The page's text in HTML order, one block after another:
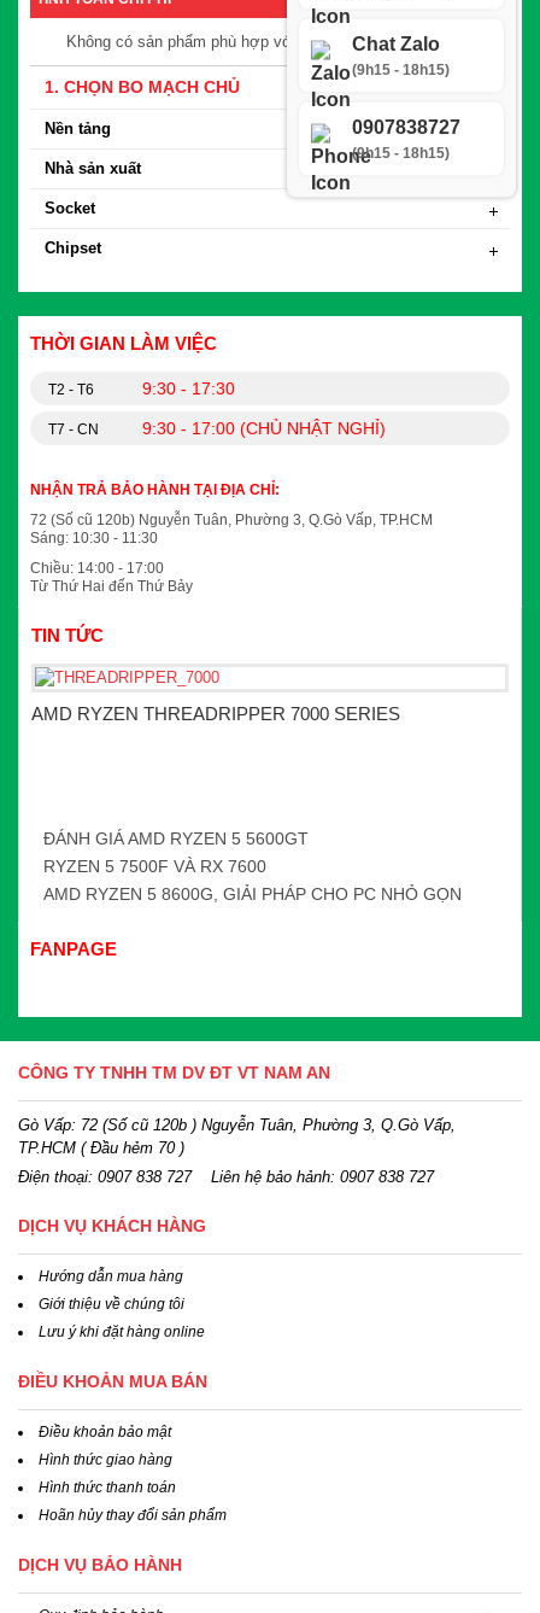
Không có sản phẩm phù hợp với yêu cầu tìm kiếm
1. CHỌN BO MẠCH CHỦ
Nền tảng
Nhà sản xuất
Socket
Chipset
THỜI GIAN LÀM VIỆC
T2 - T6 9:30 - 17:30
T7 - CN 9:30 - 17:00 (CHỦ NHẬT NGHỈ)
NHẬN TRẢ BẢO HÀNH TẠI ĐỊA CHỈ:
72 (Số cũ 120b) Nguyễn Tuân, Phường 3, Q.Gò Vấp, TP.HCM
Sáng: 10:30 - 11:30
Chiều: 14:00 - 17:00
Từ Thứ Hai đến Thứ Bảy
TIN TỨC
AMD RYZEN THREADRIPPER 7000 SERIES
ĐÁNH GIÁ AMD RYZEN 5 5600GT
RYZEN 5 7500F VÀ RX 7600
AMD RYZEN 5 8600G, GIẢI PHÁP CHO PC NHỎ GỌN
FANPAGE
CÔNG TY TNHH TM DV ĐT VT NAM AN
Gò Vấp: 72 (Số cũ 120b ) Nguyễn Tuân, Phường 3, Q.Gò Vấp,
TP.HCM ( Đầu hẻm 70 )
Điện thoại: 0907 838 727Liên hệ bảo hảnh: 0907 838 727
DỊCH VỤ KHÁCH HÀNG
Hướng dẫn mua hàng
Giới thiệu về chúng tôi
Lưu ý khi đặt hàng online
ĐIỀU KHOẢN MUA BÁN
Điều khoản bảo mật
Hình thức giao hàng
Hình thức thanh toán
Hoãn hủy thay đổi sản phẩm
DỊCH VỤ BẢO HÀNH
Chat Zalo
(9h15 - 18h15)
0907838727
(9h15 - 18h15)